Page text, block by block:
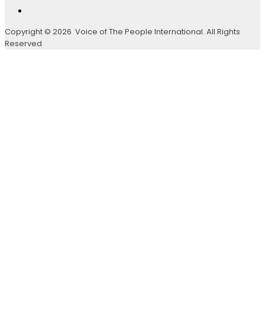
Copyright © 2026 Voice of The People International. All Rights
Reserved